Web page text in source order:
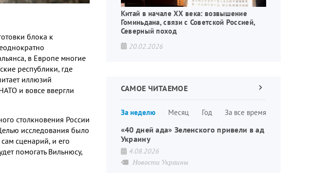
блока к
, в Европе многие
республики, где
иллюзий
и вовсе ввергли
столкновения России
исследования было
сценарий, и его
помогать Вильнюсу,
Китай в начале XX века: возвышение
Гоминьдана, связи с Советской Россией,
Северный поход
20.02.2026
САМОЕ ЧИТАЕМОЕ
За неделю Месяц Год За все времястраниц
Следующая
«40 дней ада» Зеленского привели в ад
Украину
4.08.2026
Новости Украины